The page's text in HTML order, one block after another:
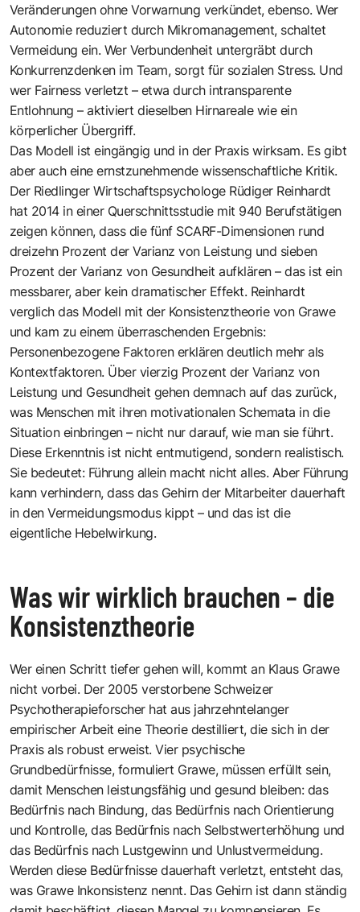
Veränderungen ohne Vorwarnung verkündet, ebenso. Wer
Autonomie reduziert durch Mikromanagement, schaltet
Vermeidung ein. Wer Verbundenheit untergräbt durch
Konkurrenzdenken im Team, sorgt für sozialen Stress. Und
wer Fairness verletzt – etwa durch intransparente
Entlohnung – aktiviert dieselben Hirnareale wie ein
körperlicher Übergriff.
Das Modell ist eingängig und in der Praxis wirksam. Es gibt
aber auch eine ernstzunehmende wissenschaftliche Kritik.
Der Riedlinger Wirtschaftspsychologe Rüdiger Reinhardt
hat 2014 in einer Querschnittsstudie mit 940 Berufstätigen
zeigen können, dass die fünf SCARF-Dimensionen rund
dreizehn Prozent der Varianz von Leistung und sieben
Prozent der Varianz von Gesundheit aufklären – das ist ein
messbarer, aber kein dramatischer Effekt. Reinhardt
verglich das Modell mit der Konsistenztheorie von Grawe
und kam zu einem überraschenden Ergebnis:
Personenbezogene Faktoren erklären deutlich mehr als
Kontextfaktoren. Über vierzig Prozent der Varianz von
Leistung und Gesundheit gehen demnach auf das zurück,
was Menschen mit ihren motivationalen Schemata in die
Situation einbringen – nicht nur darauf, wie man sie führt.
Diese Erkenntnis ist nicht entmutigend, sondern realistisch.
Sie bedeutet: Führung allein macht nicht alles. Aber Führung
kann verhindern, dass das Gehirn der Mitarbeiter dauerhaft
in den Vermeidungsmodus kippt – und das ist die
eigentliche Hebelwirkung.
Was wir wirklich brauchen – die
Konsistenztheorie
Wer einen Schritt tiefer gehen will, kommt an Klaus Grawe
nicht vorbei. Der 2005 verstorbene Schweizer
Psychotherapieforscher hat aus jahrzehntelanger
empirischer Arbeit eine Theorie destilliert, die sich in der
Praxis als robust erweist. Vier psychische
Grundbedürfnisse, formuliert Grawe, müssen erfüllt sein,
damit Menschen leistungsfähig und gesund bleiben: das
Bedürfnis nach Bindung, das Bedürfnis nach Orientierung
und Kontrolle, das Bedürfnis nach Selbstwerterhöhung und
das Bedürfnis nach Lustgewinn und Unlustvermeidung.
Werden diese Bedürfnisse dauerhaft verletzt, entsteht das,
was Grawe Inkonsistenz nennt. Das Gehirn ist dann ständig